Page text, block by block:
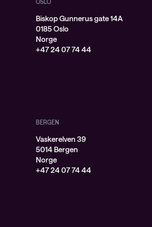
OSLO
Biskop Gunnerus gate 14A
0185 Oslo
Norge
+47 24 07 74 44
BERGEN
Vaskerelven 39
5014 Bergen
Norge
+47 24 07 74 44